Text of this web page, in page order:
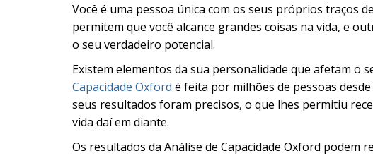
Você é uma pessoa única com os seus próprios traços
permitem que você alcance grandes coisas na vida, e
o seu verdadeiro potencial.
Existem elementos da sua personalidade que afetam o
Capacidade Oxford é feita por milhões de pessoas
seus resultados foram precisos, o que lhes permitiu
vida daí em diante.
Os resultados da Análise de Capacidade Oxford podem